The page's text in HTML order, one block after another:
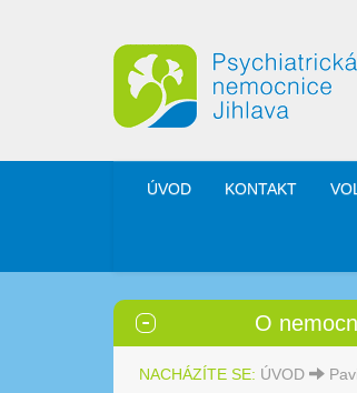
ÚVOD KONTAKT
O
NACHÁZÍTE SE: ÚVOD